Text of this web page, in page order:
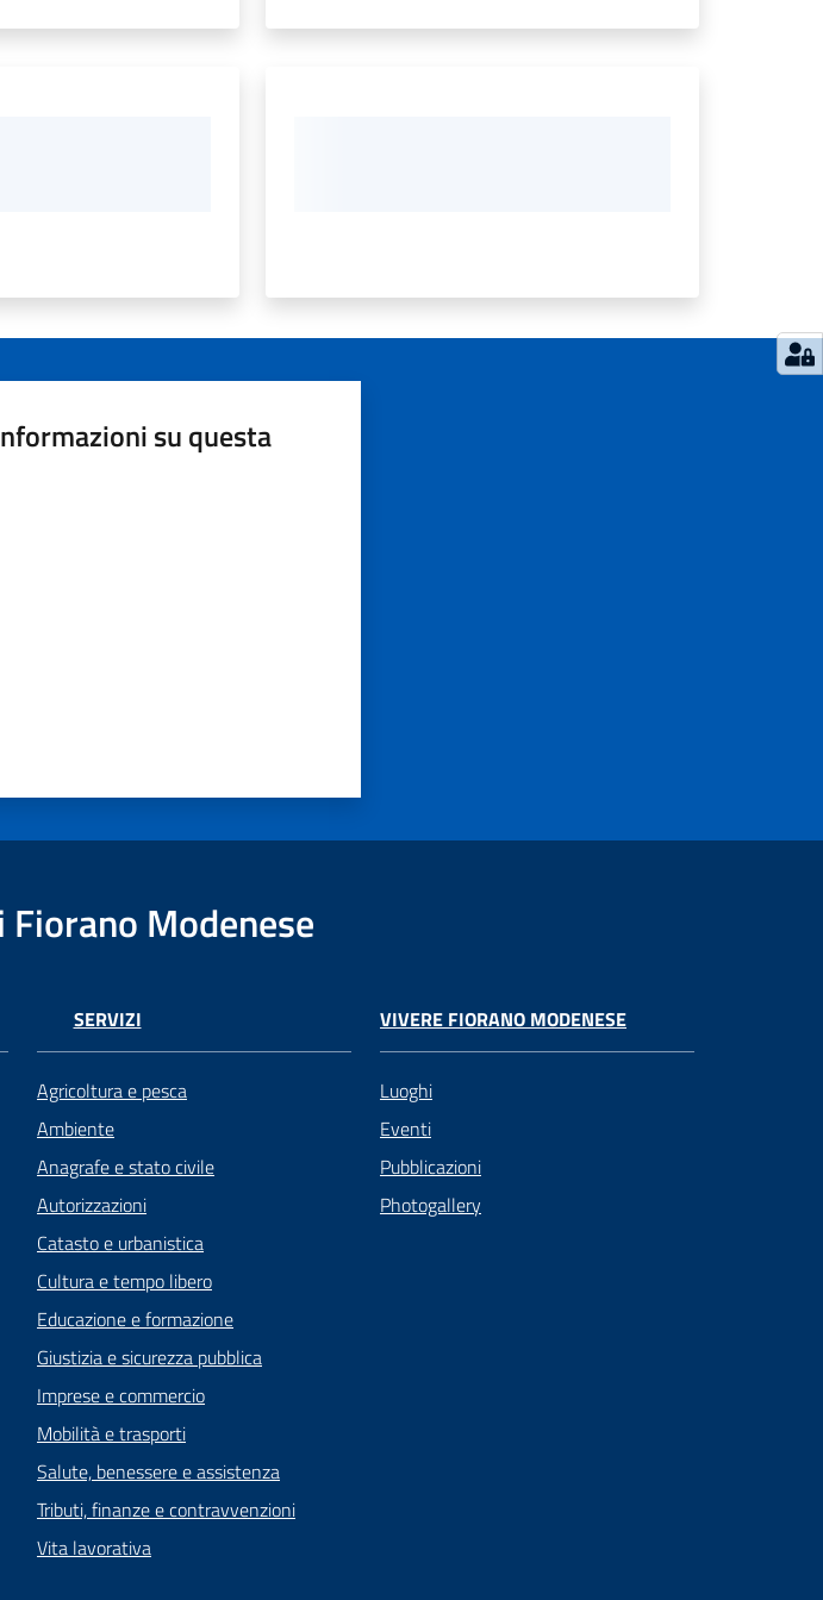
su questa
Fiorano Modenese
SERVIZI
Agricoltura e pesca
Ambiente
Anagrafe e stato civile
Autorizzazioni
Catasto e urbanistica
Cultura e tempo libero
Educazione e formazione
Giustizia e sicurezza pubblica
Imprese e commercio
Mobilità e trasporti
Salute, benessere e assistenza
Tributi, finanze e contravvenzioni
Vita lavorativa
VIVERE FIORANO MODENESE
Luoghi
Eventi
Pubblicazioni
Photogallery